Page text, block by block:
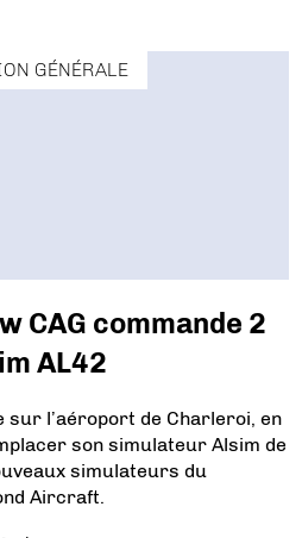
GÉNÉRALE
CAG commande 2
AL42
sur l’aéroport de Charleroi, en
son simulateur Alsim de
simulateurs du
Aircraft.